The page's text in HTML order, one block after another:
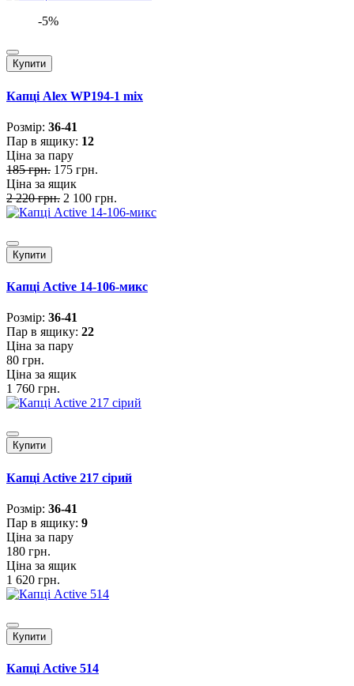
-5%
Купити
Капці Alex WP194-1 mix
Розмiр: 36-41
Пар в ящику: 12
Ціна за пару
185 грн. 175 грн.
Ціна за ящик
2 220 грн. 2 100 грн.
Купити
Капці Active 14-106-микс
Розмiр: 36-41
Пар в ящику: 22
Ціна за пару
80 грн.
Ціна за ящик
1 760 грн.
Купити
Капці Active 217 сірий
Розмiр: 36-41
Пар в ящику: 9
Ціна за пару
180 грн.
Ціна за ящик
1 620 грн.
Купити
Капці Active 514